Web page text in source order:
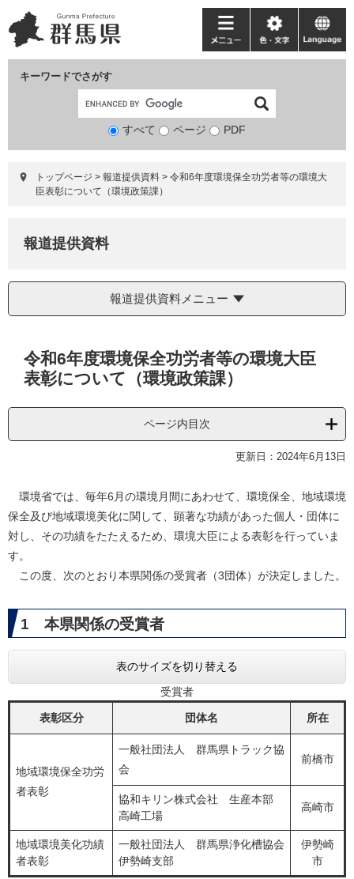
ー
ジ
ニ
ュ
て
キーワードでさがす
検
象
すべて ページ PDF
メ
ニ
ー
色・
文
language
トップページ > 報道提供資料 > 令和6年度環境保全功労者等の環境大
臣表彰について（環境政策課）
報道提供資料
報道提供資料メニュー
令和6年度環境保全功労者等の環境大臣
表彰について（環境政策課）
ページ内目次
更新日：2024年6月13日
環境省では、毎年6月の環境月間にあわせて、環境保全、地域環境
保全及び地域環境美化に関して、顕著な功績があった個人・団体に
対し、その功績をたたえるため、環境大臣による表彰を行っていま
す。
この度、次のとおり本県関係の受賞者（3団体）が決定しました。
​1 本県関係の受賞者
表のサイズを切り替える
受賞者
表彰区分 団体名 所在
地域環境保全功労
者表彰
一般社団法人 群馬県トラック協
会
前橋市
協和キリン株式会社 生産本部
高崎工場
高崎市
地域環境美化功績
者表彰
一般社団法人 群馬県浄化槽協会
伊勢崎支部
伊勢崎
市